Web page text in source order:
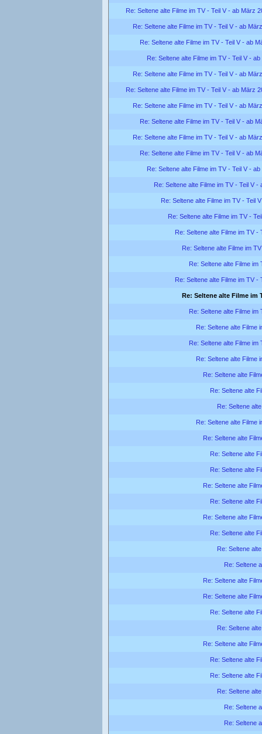
Re: Seltene alte Filme im TV - Teil V - ab März
Re: Seltene alte Filme im TV - Teil V - ab
Re: Seltene alte Filme im TV - Teil V - ab
Re: Seltene alte Filme im TV - Teil V -
Re: Seltene alte Filme im TV - Teil V - ab
Re: Seltene alte Filme im TV - Teil V - ab März
Re: Seltene alte Filme im TV - Teil V - ab
Re: Seltene alte Filme im TV - Teil V - ab
Re: Seltene alte Filme im TV - Teil V - ab
Re: Seltene alte Filme im TV - Teil V - ab
Re: Seltene alte Filme im TV - Teil V -
Re: Seltene alte Filme im TV - Teil V -
Re: Seltene alte Filme im TV - Teil
Re: Seltene alte Filme im TV -
Re: Seltene alte Filme im TV -
Re: Seltene alte Filme im
Re: Seltene alte Filme im
Re: Seltene alte Filme im TV -
Re: Seltene alte Filme im
Re: Seltene alte Filme im
Re: Seltene alte Filme
Re: Seltene alte Filme im
Re: Seltene alte Filme
Re: Seltene alte
Re: Seltene alte
Re: Seltene
Re: Seltene alte Filme
Re: Seltene alte
Re: Seltene alte
Re: Seltene alte
Re: Seltene alte
Re: Seltene alte
Re: Seltene alte
Re: Seltene alte
Re: Seltene
Re: Seltene
Re: Seltene alte
Re: Seltene alte
Re: Seltene alte
Re: Seltene
Re: Seltene alte
Re: Seltene alte
Re: Seltene alte
Re: Seltene
Re: Seltene
Re: Seltene